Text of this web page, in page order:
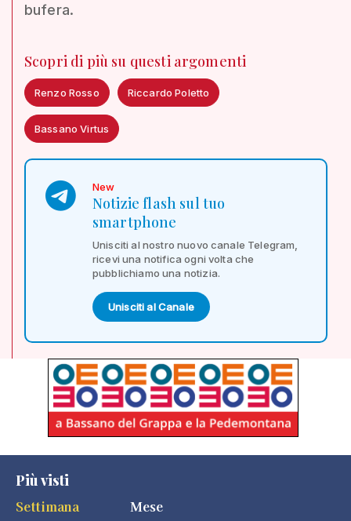
bufera.
Scopri di più su questi argomenti
Renzo Rosso Riccardo Poletto
Bassano Virtus
New
Notizie flash sul tuo
smartphone
Unisciti al nostro nuovo canale Telegram,
ricevi una notifica ogni volta che
pubblichiamo una notizia.
Unisciti al Canale
Più visti
Settimana
Mese